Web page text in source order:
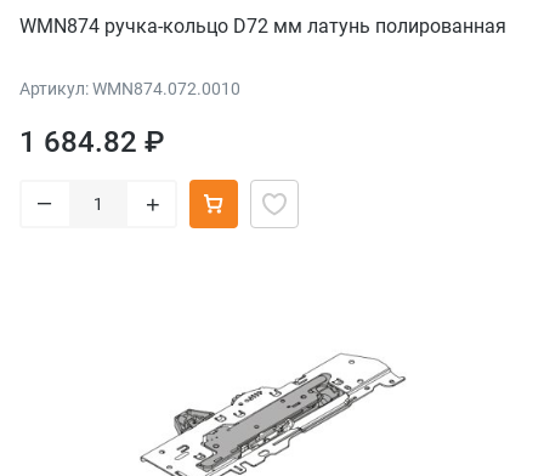
WMN874 ручка-кольцо D72 мм латунь полированная
Артикул: WMN874.072.0010
1 684.82 ₽
– +